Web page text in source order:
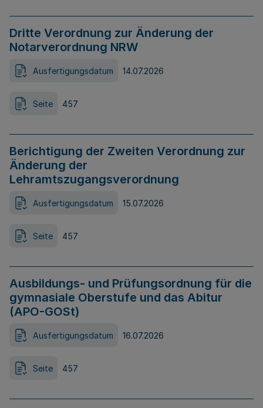
Dritte Verordnung zur Änderung der
Notarverordnung NRW
Ausfertigungsdatum 14.07.2026
Seite 457
Berichtigung der Zweiten Verordnung zur
Änderung der
Lehramtszugangsverordnung
Ausfertigungsdatum 15.07.2026
Seite 457
Ausbildungs- und Prüfungsordnung für die
gymnasiale Oberstufe und das Abitur
(APO-GOSt)
Ausfertigungsdatum 16.07.2026
Seite 457